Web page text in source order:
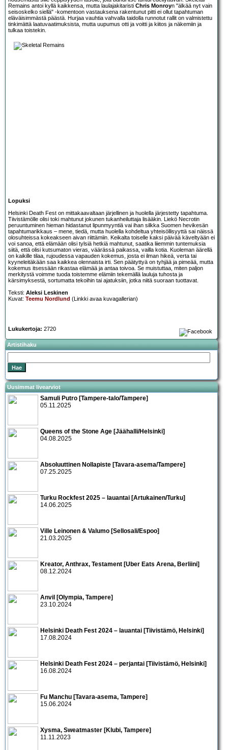
Remains antoi kyllä kaikkensa, mutta laulajakitaristi Chris Monroyn "älkää nyt vain
seisoskelko siellä" -komentoon vastauksena rakentunut pitti ei ollut tapahtuman
eläväisimmästä päästä. Hurjaa vauhtia vahvalla taidolla runnotut rallit on valmistettu
tinkimättä laatuvaatimuksista, mutta uupumus otti ja voitti ja kiitos ja näkemiin ja
tulkaa toistekin.
Lopuksi
Helsinki Death Fest on mittakaavaltaan järjellinen ja huolella järjestetty tapahtuma.
Tiivistämölle olisi toki mahtunut jokunen tukanheiluttaja lisääkin. Liekö Necrotin
peruuntuminen hieman hidastanut lipunmyyntiä vai ihan silkka Suomen hevikesän
tapahtumarikkaus – mene, tiedä, mutta huolella kohdeltua yhteisöllisyyttä sai näissä
olosuhteissa kokeakseen aivan riittämiin. Keikalta toiselle kaksi päivää käveltyään ei
voi sanoa, että elämään olisi tylsiä hetkiä mahtunut, saatika liiemmin tuntemuksia
siitä, että olisi kutsumaton vieras, väärässä paikassa, vailla kotia. Kuoleman äärellä
on kaikille tilaa, rujoudessa vapauden kokemus, josta ei ilman hikeä, verta tai
kyyneleitäkään saa kaikkea olennaista irti. Sen päätyttyä on tyhjää ja pimeää, mutta
kokemus itsessään rikastaa elämää ja antaa toivoa. Se muistuttaa, miten paljon
merkitystä voimme tuoda toistemme elämiin tekemällä lauluja tuhosta ja
kärsimyksestä, sortumatta tekoihin tai ajatuksiin, jotka niitä suoraan tuottavat.
Teksti: Aleksi Leskinen
Kuvat: Teemu Nordlund (Linkki avaa kuvagallerian)
Lukukertoja: 2720
Artistihaku
Uusimmat livearviot
Samuli Putro [Tampere-talo/Tampere]
05.11.2025
Queens of the Stone Age [Jäähalli/Helsinki]
04.08.2025
Absoluuttinen Nollapiste [Tavara-asema/Tampere]
07.25.2025
Turku Rockfest 2025 – lauantai [Artukainen/Turku]
14.06.2025
Ville Leinonen & Valumo [Sellosali/Espoo]
21.03.2025
Kreator, Anthrax, Testament [Uber Eats Arena, Berliini]
08.12.2024
Anvil [Olympia, Tampere]
23.10.2024
Helsinki Death Fest 2024 – lauantai [Tiivistämö, Helsinki]
17.08.2024
Helsinki Death Fest 2024 – perjantai [Tiivistämö, Helsinki]
16.08.2024
Fu Manchu [Tavara-asema, Tampere]
15.06.2024
Xysma, Sweatmaster [Klubi, Tampere]
11.11.2023